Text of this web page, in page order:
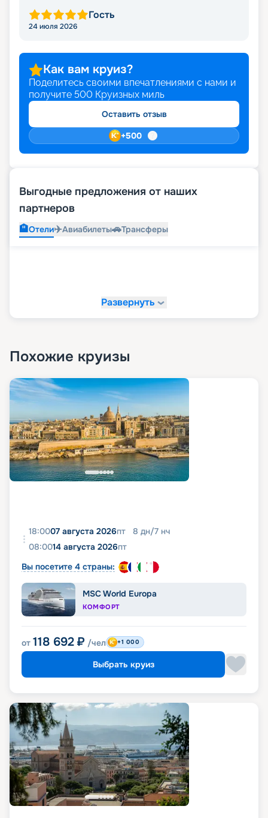
Гость
24 июля 2026
Как вам круиз?
Поделитесь своими впечатлениями с нами и
получите 500 Круизных миль
Оставить отзыв
+500
Выгодные предложения от наших
партнеров
🏨Отели✈️Авиабилеты🚗Трансферы
Развернуть
Похожие круизы
18:0007 августа 2026пт 8 дн/7 нч
08:0014 августа 2026пт
Вы посетите 4 страны:
MSC World Europa
КОМФОРТ
от 118 692 ₽ /чел +1 000
Выбрать круиз